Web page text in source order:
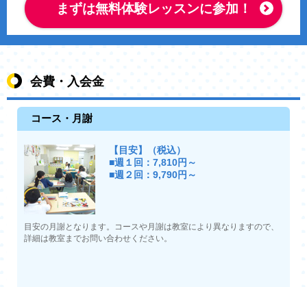
まずは無料体験レッスンに参加！
会費・入会金
コース・月謝
【目安】（税込）
■週１回：7,810円～
■週２回：9,790円～
目安の月謝となります。コースや月謝は教室により異なりますので、
詳細は教室までお問い合わせください。